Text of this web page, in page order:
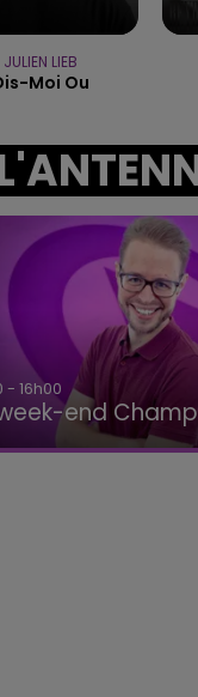
OF
JULIEN LIEB
Moi Ou
- 16h00
end